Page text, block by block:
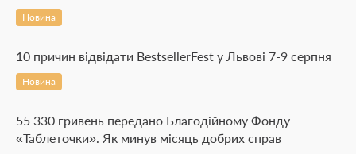
Новина
10 причин відвідати BestsellerFest у Львові 7-9 серпня
Новина
55 330 гривень передано Благодійному Фонду
«Таблеточки». Як минув місяць добрих справ